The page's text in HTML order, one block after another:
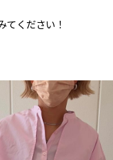
てください！